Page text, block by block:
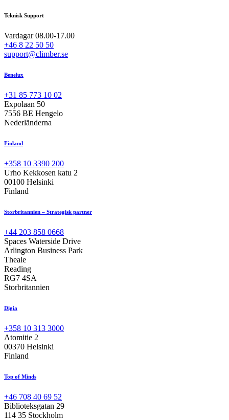
Teknisk Support
Vardagar 08.00-17.00
+46 8 22 50 50
support@climber.se
Benelux
+31 85 773 10 02
Expolaan 50
7556 BE Hengelo
Nederländerna
Finland
+358 10 3390 200
Urho Kekkosen katu 2
00100 Helsinki
Finland
Storbritannien – Strategisk partner
+44 203 858 0668
Spaces Waterside Drive
Arlington Business Park
Theale
Reading
RG7 4SA
Storbritannien
Digia
+358 10 313 3000
Atomitie 2
00370 Helsinki
Finland
Top of Minds
+46 708 40 69 52
Biblioteksgatan 29
114 35 Stockholm